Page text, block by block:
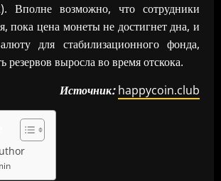
Вполне возможно, что сотрудники
пока цена монеты не достигнет дна, и
для стабилизационного фонда,
резервов выросла во время отскока.
Источник: happycoin.club